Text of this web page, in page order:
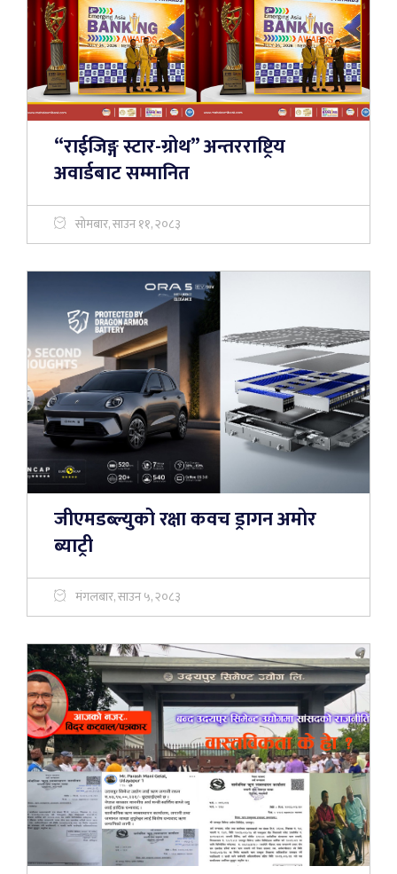
“राईजिङ्ग स्टार-ग्रोथ” अन्तरराष्ट्रिय
अवार्डबाट सम्मानित
सोमबार, साउन ११, २०८३
जीएमडब्ल्युको रक्षा कवच ड्रागन अमोर
ब्याट्री
मंगलबार, साउन ५, २०८३